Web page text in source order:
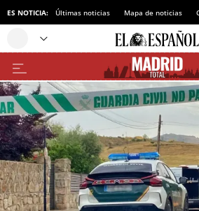
ES NOTICIA: Últimas noticias Mapa de noticias